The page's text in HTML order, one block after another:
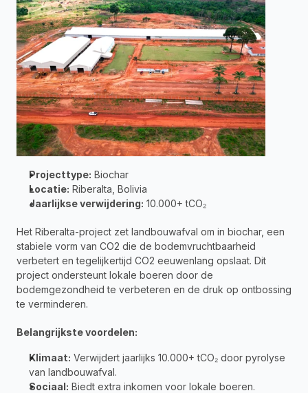
Projecttype: Biochar
Locatie: Riberalta, Bolivia
Jaarlijkse verwijdering: 10.000+ tCO₂
Het Riberalta-project zet landbouwafval om in biochar, een
stabiele vorm van CO2 die de bodemvruchtbaarheid
verbetert en tegelijkertijd CO2 eeuwenlang opslaat. Dit
project ondersteunt lokale boeren door de
bodemgezondheid te verbeteren en de druk op ontbossing
te verminderen.
Belangrijkste voordelen:
Klimaat: Verwijdert jaarlijks 10.000+ tCO₂ door pyrolyse
van landbouwafval.
Sociaal: Biedt extra inkomen voor lokale boeren.